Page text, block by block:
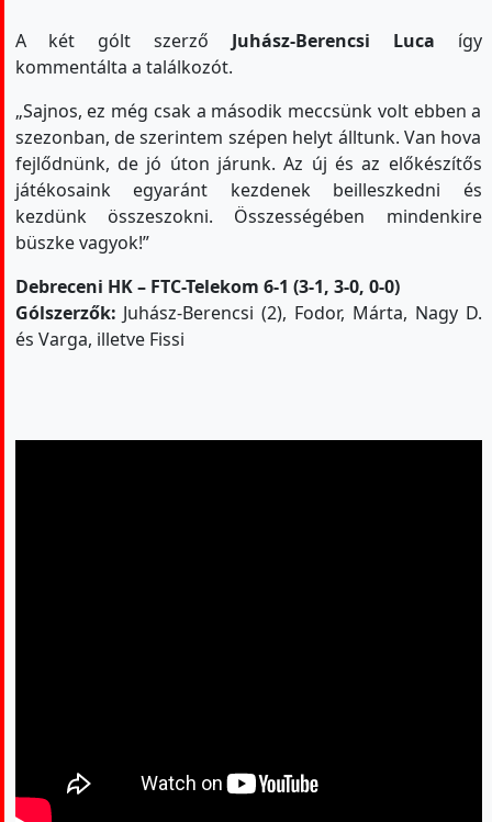
A két gólt szerző Juhász-Berencsi Luca így
kommentálta a találkozót.
„Sajnos, ez még csak a második meccsünk volt ebben a
szezonban, de szerintem szépen helyt álltunk. Van hova
fejlődnünk, de jó úton járunk. Az új és az előkészítős
játékosaink egyaránt kezdenek beilleszkedni és
kezdünk összeszokni. Összességében mindenkire
büszke vagyok!”
Debreceni HK – FTC-Telekom 6-1 (3-1, 3-0, 0-0)
Gólszerzők: Juhász-Berencsi (2), Fodor, Márta, Nagy D.
és Varga, illetve Fissi